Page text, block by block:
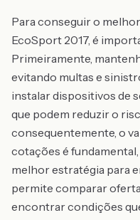
Para conseguir o
EcoSport 2017, é
Primeiramente,
evitando multas e
instalar dispositivos de
que podem reduzir o
consequentemente, o
cotações é
melhor estratégia para
permite comparar
encontrar condições